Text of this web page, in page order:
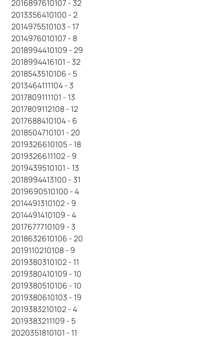
2016897610107 - 32
2013356410100 - 2
2014975510103 - 17
2014976010107 - 8
2018994410109 - 29
2018994416101 - 32
2018543510106 - 5
2013464111104 - 3
2017809111101 - 13
2017809112108 - 12
2017688410104 - 6
2018504710101 - 20
2019326610105 - 18
2019326611102 - 9
2019439510101 - 13
2018994413100 - 31
2019690510100 - 4
2014491310102 - 9
2014491410109 - 4
2017677710109 - 3
2018632610106 - 20
2019110210108 - 9
2019380310102 - 11
2019380410109 - 10
2019380510106 - 10
2019380610103 - 19
2019383210102 - 4
2019383211109 - 5
2020351810101 - 11